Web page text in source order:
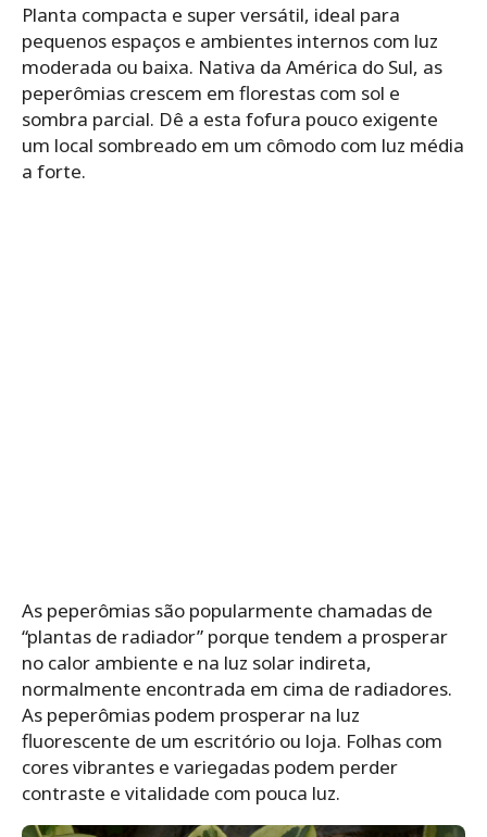
Planta compacta e super versátil, ideal para
pequenos espaços e ambientes internos com luz
moderada ou baixa. Nativa da América do Sul, as
peperômias crescem em florestas com sol e
sombra parcial. Dê a esta fofura pouco exigente
um local sombreado em um cômodo com luz média
a forte.
As peperômias são popularmente chamadas de
“plantas de radiador” porque tendem a prosperar
no calor ambiente e na luz solar indireta,
normalmente encontrada em cima de radiadores.
As peperômias podem prosperar na luz
fluorescente de um escritório ou loja. Folhas com
cores vibrantes e variegadas podem perder
contraste e vitalidade com pouca luz.